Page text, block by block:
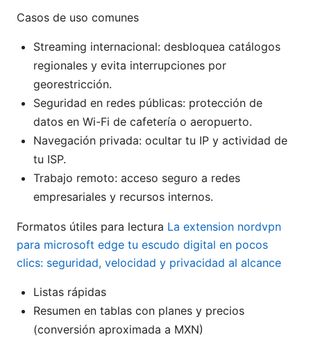
Casos de uso comunes
Streaming internacional: desbloquea catálogos
regionales y evita interrupciones por
georestricción.
Seguridad en redes públicas: protección de
datos en Wi-Fi de cafetería o aeropuerto.
Navegación privada: ocultar tu IP y actividad de
tu ISP.
Trabajo remoto: acceso seguro a redes
empresariales y recursos internos.
Formatos útiles para lectura La extension nordvpn
para microsoft edge tu escudo digital en pocos
clics: seguridad, velocidad y privacidad al alcance
Listas rápidas
Resumen en tablas con planes y precios
(conversión aproximada a MXN)